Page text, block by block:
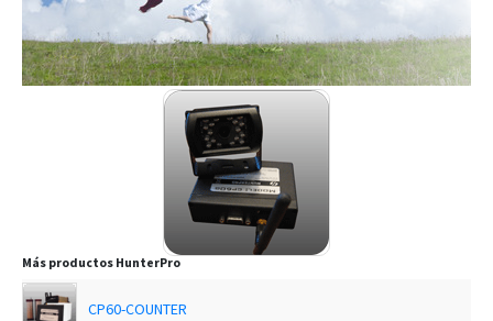
Más productos HunterPro
CP60-COUNTER